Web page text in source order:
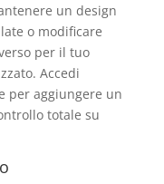
un design
o modificare
per il tuo
Accedi
per aggiungere un
totale su